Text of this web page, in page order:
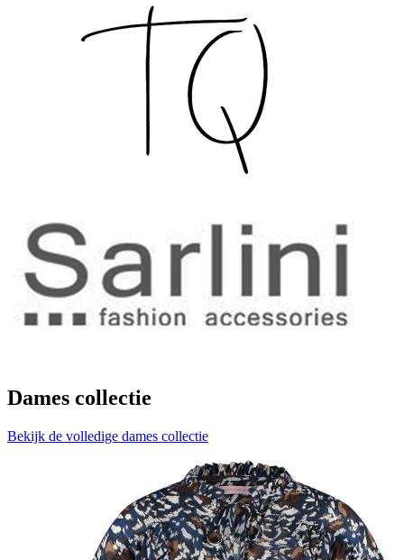
Dames collectie
Bekijk de volledige dames collectie